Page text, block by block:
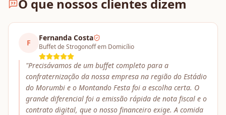
O que nossos clientes dizem
F
Fernanda Costa
Buffet de Strogonoff em Domicílio
"Precisávamos de um buffet completo para a
confraternização da nossa empresa na região do Estádio
do Morumbi e o Montando Festa foi a escolha certa. O
grande diferencial foi a emissão rápida de nota fiscal e o
contrato digital, que o nosso financeiro exige. A comida